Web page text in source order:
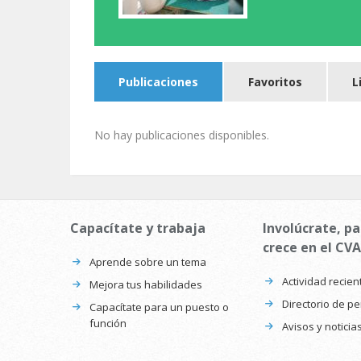
Publicaciones Favoritos
No hay publicaciones disponibles.
Capacítate y trabaja
Aprende sobre un tema
Mejora tus habilidades
Capacítate para un puesto o
función
Involúcrate,
crece en el CVA
Actividad
Directorio de
Avisos y